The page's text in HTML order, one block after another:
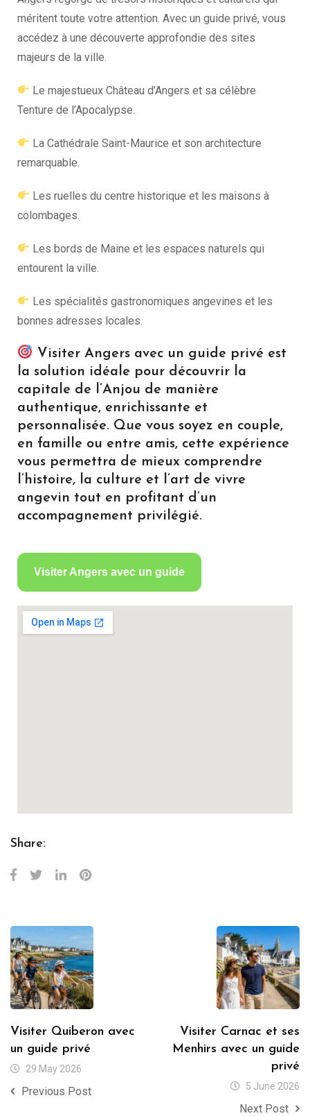
méritent toute votre attention. Avec un guide privé, vous
accédez à une découverte approfondie des sites
majeurs de la ville.
Le majestueux Château d’Angers et sa célèbre
Tenture de l’Apocalypse.
La Cathédrale Saint-Maurice et son architecture
remarquable.
Les ruelles du centre historique et les maisons à
colombages.
Les bords de Maine et les espaces naturels qui
entourent la ville.
Les spécialités gastronomiques angevines et les
bonnes adresses locales.
Visiter Angers avec un guide privé est
la solution idéale pour découvrir la
capitale de l’Anjou de manière
authentique, enrichissante et
personnalisée. Que vous soyez en couple,
en famille ou entre amis, cette expérience
vous permettra de mieux comprendre
l’histoire, la culture et l’art de vivre
angevin tout en profitant d’un
accompagnement privilégié.
Visiter Angers avec un guide
Share:
Visiter Quiberon avec
un guide privé
29 May 2026
Previous Post
Visiter Carnac et ses
Menhirs avec un guide
privé
5 June 2026
Next Post